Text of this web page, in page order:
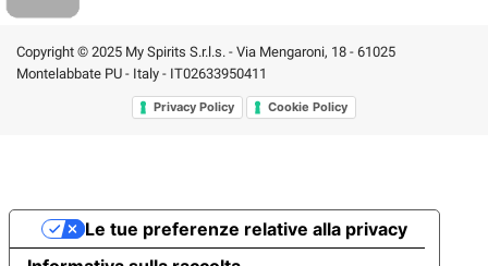
Copyright © 2025 My Spirits S.r.l.s. - Via Mengaroni, 18 - 61025
Montelabbate PU - Italy - IT02633950411
Privacy Policy Cookie Policy
Le tue preferenze relative alla privacy